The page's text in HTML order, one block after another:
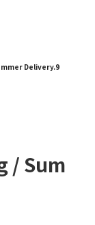
Delivery.9
/ Sum